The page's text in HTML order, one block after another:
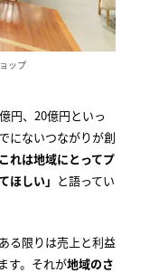
ップ
円、20億円といっ
にないつながりが創
これは地域にとってプ
ほしい」 と語ってい
る限りは売上と利益
す。それが地域のさ